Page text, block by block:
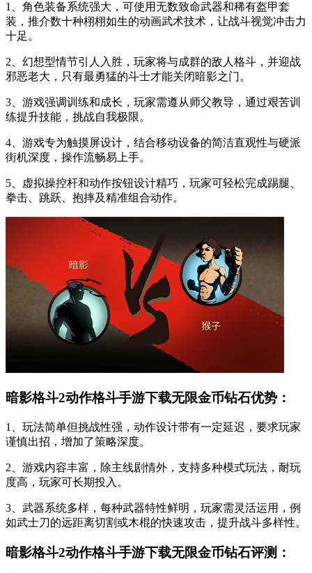
1、角色装备系统强大，可使用无数致命武器和稀有盔甲套
装，推介数十种栩栩如生的动画武术技术，让战斗视觉冲击力
十足。
2、幻想型情节引人入胜，玩家将与成群的敌人格斗，并迎战
邪恶老大，只有最勇猛的斗士才能关闭暗影之门。
3、游戏强调训练和成长，玩家需遵从师父教导，通过艰苦训
练提升技能，挑战自我极限。
4、游戏专为触摸屏设计，结合移动设备的简洁直观性与硬派
街机深度，操作流畅易上手。
5、虚拟操控杆和动作按钮设计精巧，玩家可轻松完成踢腿、
拳击、跳跃、抱摔及精准组合动作。
暗影格斗2动作格斗手游下载无限金币钻石优势：
1、玩法简单但挑战性强，动作设计带有一定延迟，要求玩家
谨慎出招，增加了策略深度。
2、游戏内容丰富，除主线剧情外，支持多种模式玩法，耐玩
度高，玩家可长期投入。
3、武器系统多样，每种武器特性鲜明，玩家需灵活运用，例
如武士刀的远距离切割或木棍的快速攻击，提升战斗多样性。
暗影格斗2动作格斗手游下载无限金币钻石评测：